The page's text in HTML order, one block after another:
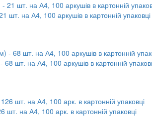
шт. на А4, 100 аркушів в картонній упаковці
шт. на А4, 100 аркушів в картонній
на А4, 100 арк. в картонній упаковці